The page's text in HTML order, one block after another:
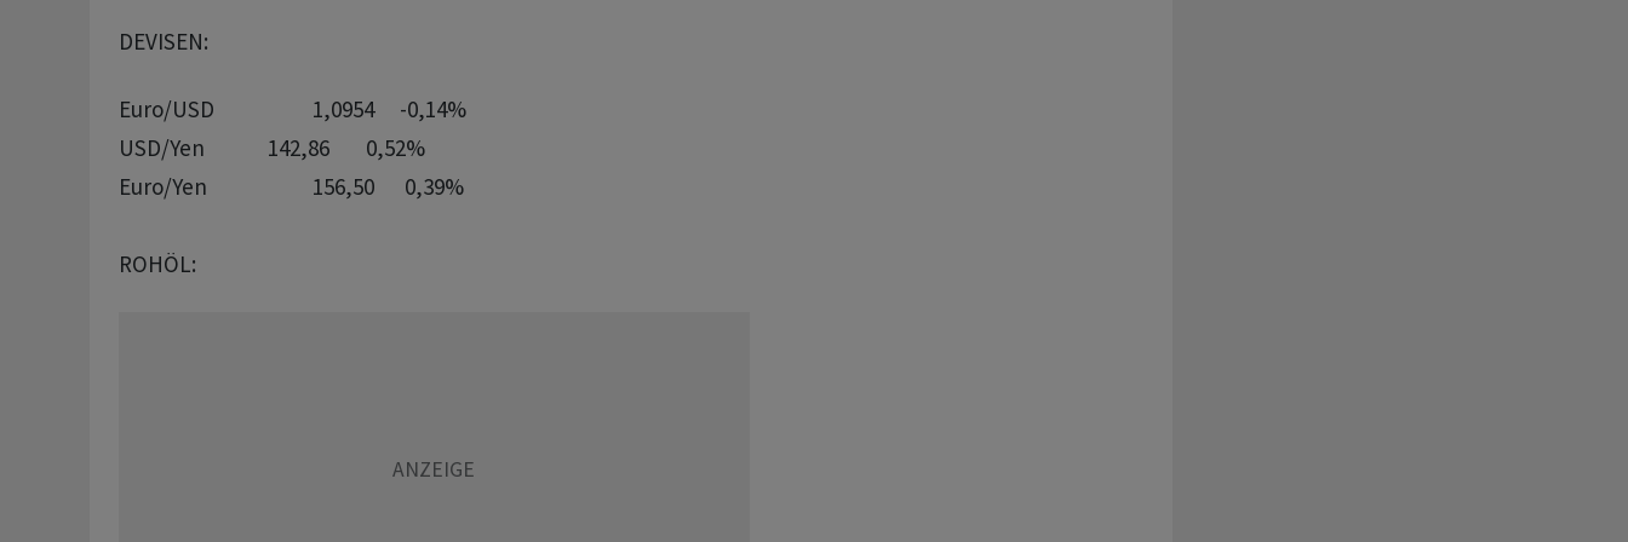
DEVISEN:
Euro/USD       		1,0954	  -0,14%
USD/Yen             142,86	   0,52%
Euro/Yen       		156,50	   0,39%
ROHÖL: